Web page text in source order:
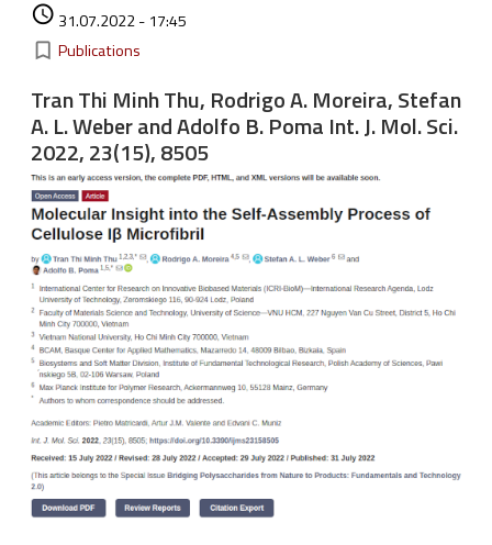
access_time 31.07.2022 - 17:45
bookmark_border Kategorie
Publications
Tran Thi Minh Thu, Rodrigo A. Moreira, Stefan
A. L. Weber and Adolfo B. Poma Int. J. Mol. Sci.
2022, 23(15), 8505
Image